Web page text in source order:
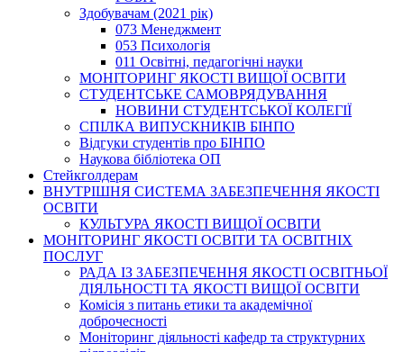
Здобувачам (2021 рік)
073 Менеджмент
053 Психологія
011 Освітні, педагогічні науки
МОНІТОРИНГ ЯКОСТІ ВИЩОЇ ОСВІТИ
СТУДЕНТСЬКЕ САМОВРЯДУВАННЯ
НОВИНИ СТУДЕНТСЬКОЇ КОЛЕГІЇ
СПІЛКА ВИПУСКНИКІВ БІНПО
Відгуки студентів про БІНПО
Наукова бібліотека ОП
Стейкголдерам
ВНУТРІШНЯ СИСТЕМА ЗАБЕЗПЕЧЕННЯ ЯКОСТІ
ОСВІТИ
КУЛЬТУРА ЯКОСТІ ВИЩОЇ ОСВІТИ
МОНІТОРИНГ ЯКОСТІ ОСВІТИ ТА ОСВІТНІХ
ПОСЛУГ
РАДА ІЗ ЗАБЕЗПЕЧЕННЯ ЯКОСТІ ОСВІТНЬОЇ
ДІЯЛЬНОСТІ ТА ЯКОСТІ ВИЩОЇ ОСВІТИ
Комісія з питань етики та академічної
доброчесності
Моніторинг діяльності кафедр та структурних